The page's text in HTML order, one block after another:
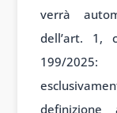
verrà
dell’art. 1,
199/
definizione